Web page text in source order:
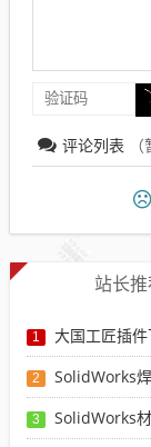
评论列表
站长推
1 大国工匠插
2 SolidWorks焊
3 SolidWorks